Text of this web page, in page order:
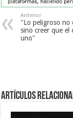
Anterior
"Lo peligroso no
sino creer que el
uno"
Artículos